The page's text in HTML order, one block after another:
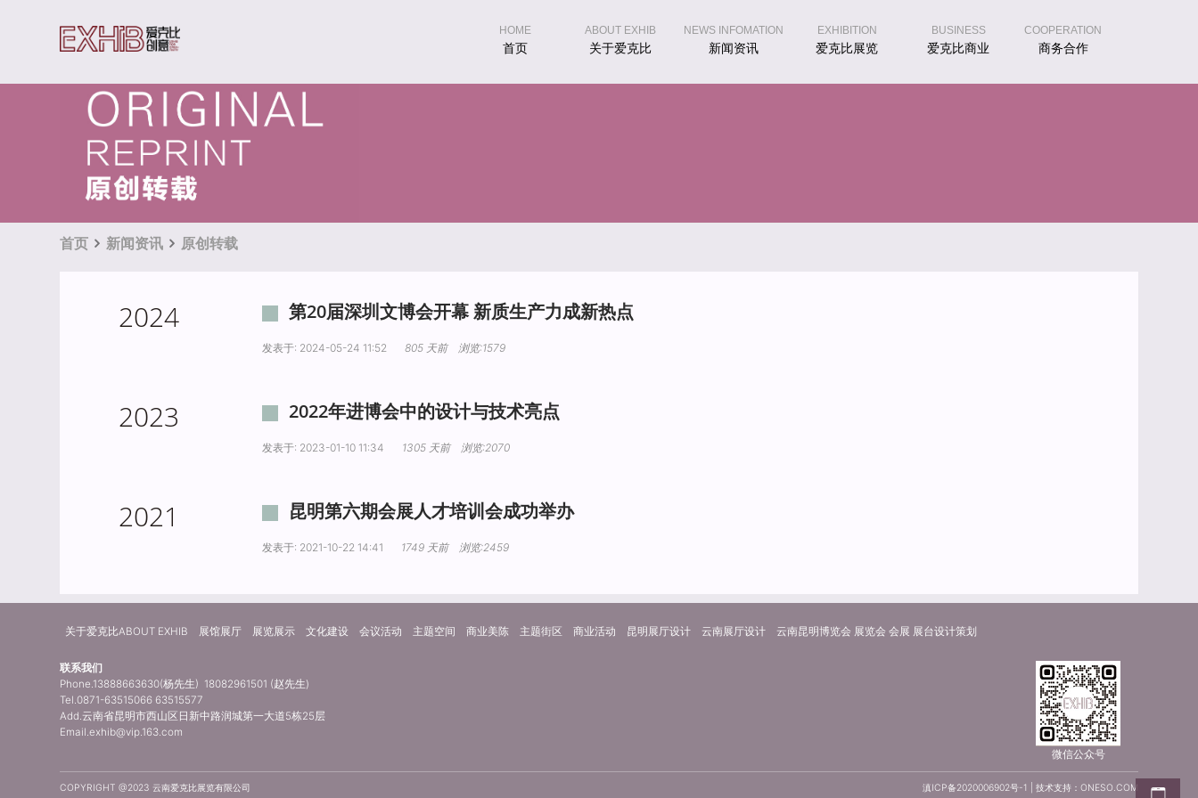
HOME
首页
ABOUT EXHIB
关于爱克比
NEWS INFOMATION
新闻资讯
EXHIBITION
爱克比展览
BUSINESS
爱克比商业
COOPERATION
商务合作
首页 新闻资讯 原创转载
2024 第20届深圳文博会开幕 新质生产力成新热点
805 天前 浏览:1579
发表于: 2024-05-24 11:52
2023 2022年进博会中的设计与技术亮点
1305 天前 浏览:2070
发表于: 2023-01-10 11:34
2021 昆明第六期会展人才培训会成功举办
1749 天前 浏览:2459
发表于: 2021-10-22 14:41
关于爱克比ABOUT EXHIB 展馆展厅 展览展示 文化建设 会议活动 主题空间 商业美陈 主题街区 商业活动 昆明展厅设计 云南展厅设计 云南昆明博览会 展览会 会展 展台设计策划
联系我们
Phone.13888663630(杨先生) 18082961501 (赵先生)
Tel.0871-63515066 63515577
Add.云南省昆明市西山区日新中路润城第一大道5栋25层
Email.exhib@vip.163.com
微信公众号
COPYRIGHT @2023 云南爱克比展览有限公司 滇ICP备2020006902号-1 | 技术支持： ONESO.COM